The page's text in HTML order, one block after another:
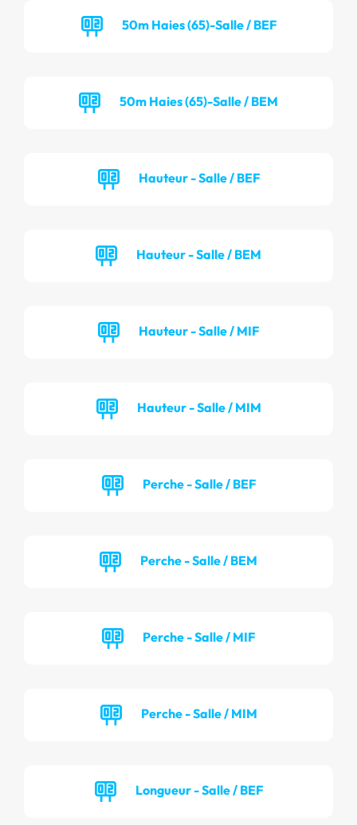
50m Haies (65)-Salle / BEF
50m Haies (65)-Salle / BEM
Hauteur - Salle / BEF
Hauteur - Salle / BEM
Hauteur - Salle / MIF
Hauteur - Salle / MIM
Perche - Salle / BEF
Perche - Salle / BEM
Perche - Salle / MIF
Perche - Salle / MIM
Longueur - Salle / BEF